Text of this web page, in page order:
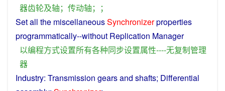
器齿轮及轴； 传动轴；；
Setall the miscellaneousSynchronizerproperties
programmatically--without Replication Manager
以编程方式设置所有各种同步设置属性----无复制管理
器
Industry: Transmission gearsand shafts; Differential